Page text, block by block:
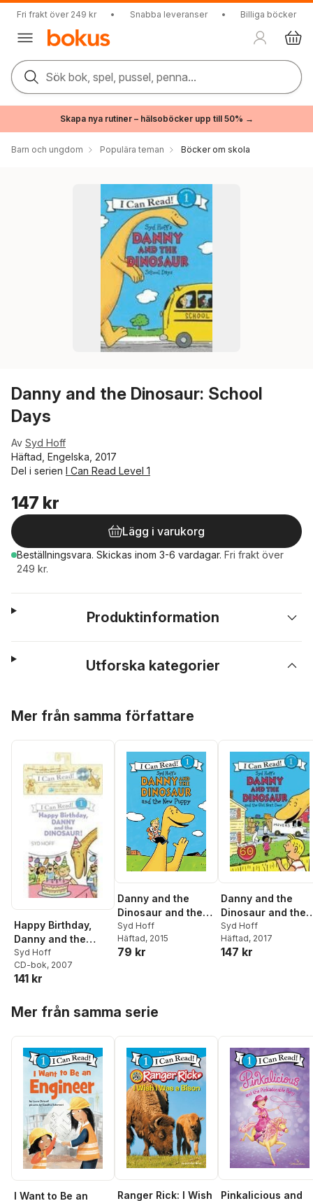
Fri frakt över 249 kr • Snabba leveranser • Billiga böcker
Sök bok, spel, pussel, penna...
Skapa nya rutiner – hälsoböcker upp till 50% →
Barn och ungdom Populära teman Böcker om skola
Danny and the Dinosaur: School
Days
Av Syd Hoff
Häftad, Engelska, 2017
Del i serien I Can Read Level 1
147 kr
Lägg i varukorg
Beställningsvara. Skickas inom 3-6 vardagar. Fri frakt över
249 kr.
Produktinformation
Utforska kategorier
Mer från samma författare
Happy Birthday,
Danny and the
Dinosaur! Book and
CD
Syd Hoff
CD-bok, 2007
141 kr
Danny and the
Dinosaur and the
New Puppy
Syd Hoff
Häftad, 2015
79 kr
Danny and the
Dinosaur and the
Girl Next Door
Syd Hoff
Häftad, 2017
147 kr
Mer från samma serie
I Want to Be an
Ranger Rick: I Wish
Pinkalicious and